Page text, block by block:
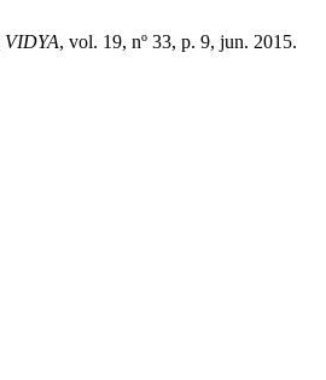
VIDYA, vol. 19, nº 33, p. 9, jun. 2015.